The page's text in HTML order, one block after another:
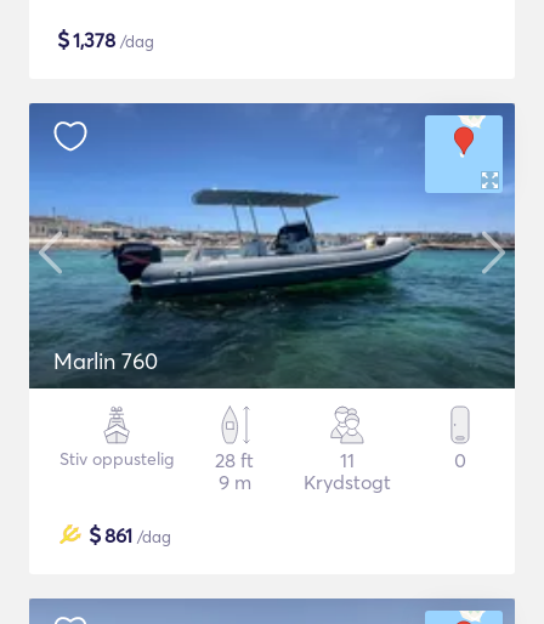
$1,378 /dag
Marlin 760
Stiv oppustelig
28 ft
9 m
11
Krydstogt
0
$861 /dag